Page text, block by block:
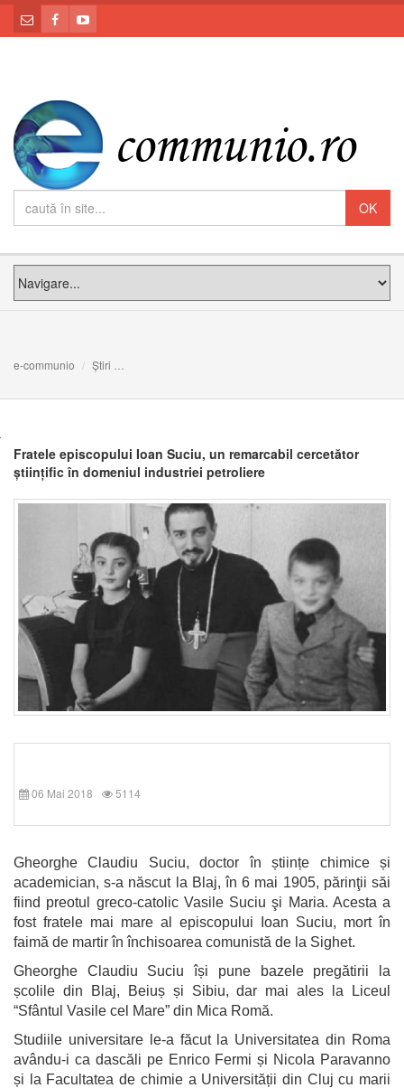
e-communio Știri
Fratele episcopului Ioan Suciu, un remarcabil cercetător
științific în domeniul industriei petroliere
06 Mai 2018 5114
Gheorghe Claudiu Suciu, doctor în științe chimice și
academician, s-a născut la Blaj, în 6 mai 1905, părinţii săi
fiind preotul greco-catolic Vasile Suciu şi Maria. Acesta a
fost fratele mai mare al episcopului Ioan Suciu, mort în
faimă de martir în închisoarea comunistă de la Sighet.
Gheorghe Claudiu Suciu își pune bazele pregătirii la
școlile din Blaj, Beiuș și Sibiu, dar mai ales la Liceul
“Sfântul Vasile cel Mare” din Mica Romă.
Studiile universitare le-a făcut la Universitatea din Roma
avându-i ca dascăli pe Enrico Fermi și Nicola Paravanno
și la Facultatea de chimie a Universității din Cluj cu marii